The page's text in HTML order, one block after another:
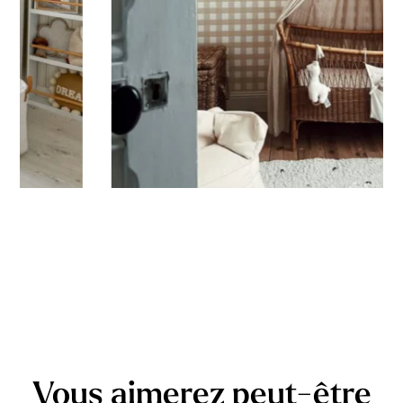
France, emballé avec soin puis expédié sous 5 à 8 jours
ouvrés. Quand votre sticker est expédié, vous recevez une
confirmation de livraison par e-mail.
Conseils de pose
Les stickers se posent sur des surfaces lisses, planes,
propres. Évitez les surfaces poreuses ou granuleuses ainsi
que les murs fraîchement peints ou laqués (ou attendez
minimum 3 à 4 semaines avant l’application).
Vous aimerez peut-être